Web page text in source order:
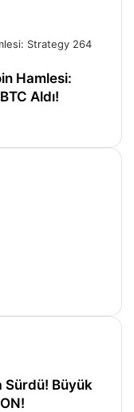
Hamlesi:
Aldı!
Sürdü! Büyük